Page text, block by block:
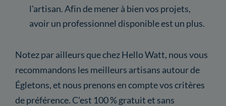
l'artisan. Afin de mener à bien vos projets,
avoir un professionnel disponible est un plus.
Notez par ailleurs que chez Hello Watt, nous vous
recommandons les meilleurs artisans autour de
Égletons, et nous prenons en compte vos critères
de préférence. C'est 100 % gratuit et sans